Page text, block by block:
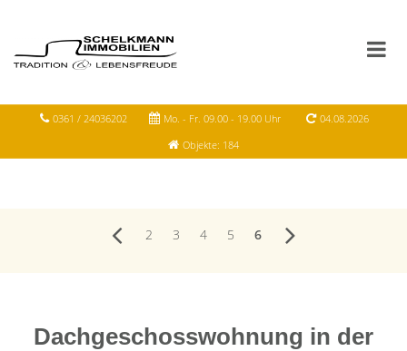
0361 / 24036202 Mo. - Fr. 09.00 - 19.00 Uhr
04.08.2026
Objekte: 184
2 3 4 5 6
Dachgeschosswohnung in der